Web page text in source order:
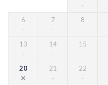
6 7 8
13 14 15
20 21 22